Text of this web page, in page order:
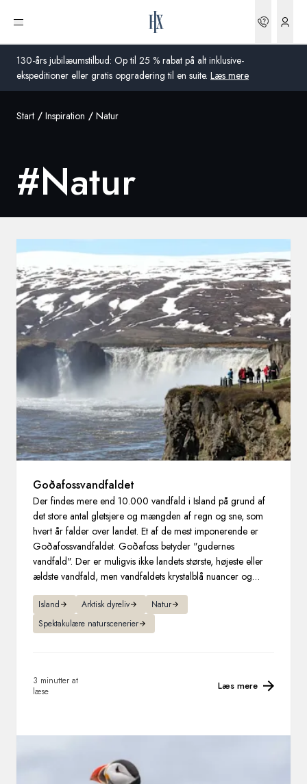
130-års jubilæumstilbud: Op til 25 % rabat på alt inklusive-
ekspeditioner eller gratis opgradering til en suite. Læs mere
Åbn menu
Danmark
Storbritannien
Tyskland
Schweiz
Frankrig
Sverige
Danmark
Norge
Global
Start Inspiration Natur
#Natur
Goðafossvandfaldet
Der findes mere end 10.000 vandfald i Island på grund af
det store antal gletsjere og mængden af regn og sne, som
hvert år falder over landet. Et af de mest imponerende er
Goðafossvandfaldet. Goðafoss betyder "gudernes
vandfald". Der er muligvis ikke landets største, højeste eller
ældste vandfald, men vandfaldets krystalblå nuancer og
legender gør det til et af de mest berømte.
Island Arktisk dyreliv
Natur
Spektakulære naturscenerier
3 minutter at
læse
Læs mere